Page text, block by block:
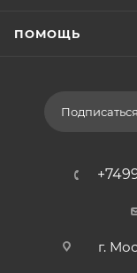
ПОМОЩЬ
г.